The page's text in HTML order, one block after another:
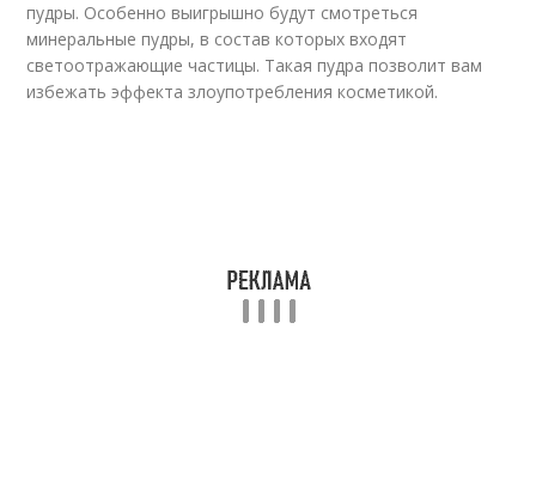
пудры. Особенно выигрышно будут смотреться
минеральные пудры, в состав которых входят
светоотражающие частицы. Такая пудра позволит вам
избежать эффекта злоупотребления косметикой.